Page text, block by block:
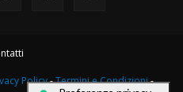
Policy-Termini e Condizioni-